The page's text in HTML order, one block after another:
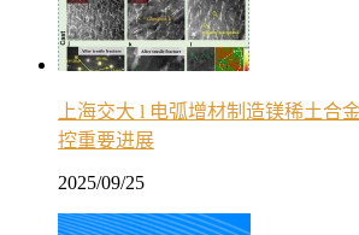
上海交大 l 电弧增材制造镁稀土合
控重要进展
2025/09/25